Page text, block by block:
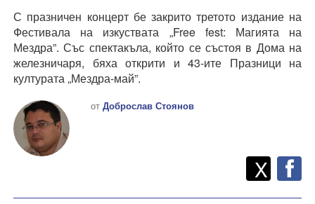
С празничен концерт бе закрито третото издание на
Фестивала на изкуствата „Free fest: Магията на
Мездра”. Със спектакъла, който се състоя в Дома на
железничаря, бяха открити и 43-ите Празници на
културата „Мездра-май”.
от Доброслав Стоянов
Споделете
X